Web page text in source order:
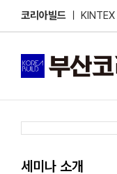
코리아빌드 ㅣ KINTEX
세미나 소개